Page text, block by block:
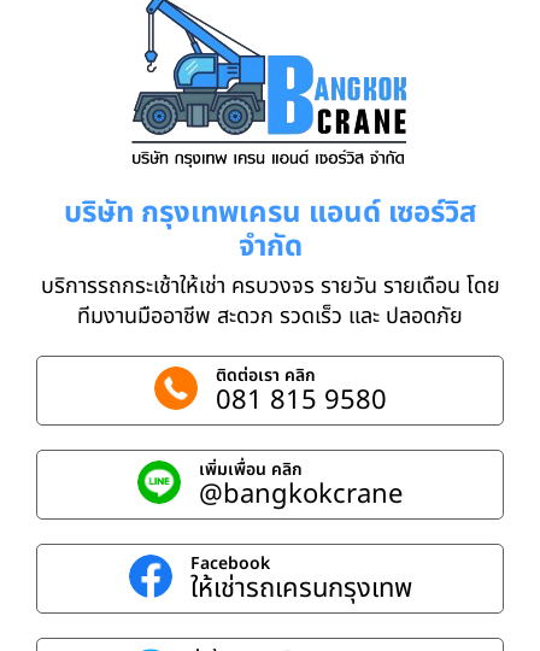
บริษัท กรุงเทพเครน แอนด์ เซอร์วิส
จำกัด
บริการรถกระเช้าให้เช่า ครบวงจร รายวัน รายเดือน โดย
ทีมงานมืออาชีพ สะดวก รวดเร็ว และ ปลอดภัย
ติดต่อเรา คลิก
081 815 9580
เพิ่มเพื่อน คลิก
@bangkokcrane
Facebook
ให้เช่ารถเครนกรุงเทพ